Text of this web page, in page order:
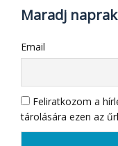
Maradj
Email
Feliratkozom a
tárolására ezen az